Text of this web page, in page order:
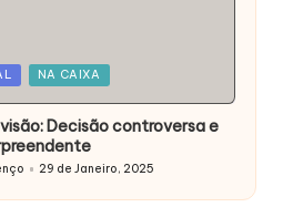
NA CAIXA
Decisão controversa e
29 de Janeiro, 2025